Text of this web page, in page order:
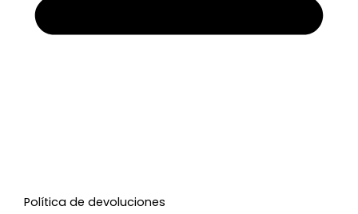
Política de devoluciones